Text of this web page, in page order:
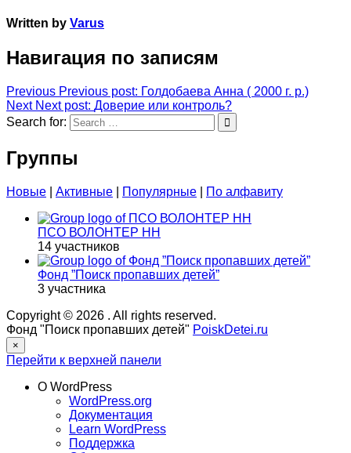
Written by Varus
Навигация по записям
Previous Previous post: Голдобаева Анна ( 2000 г. р.)
Next Next post: Доверие или контроль?
Search for:
Группы
Новые Активные Популярные По алфавиту
ПСО ВОЛОНТЕР НН
14 участников
Фонд ”Поиск пропавших детей”
3 участника
Copyright © 2026 . All rights reserved.
Фонд "Поиск пропавших детей" PoiskDetei.ru
×
Перейти к верхней панели
О WordPress
WordPress.org
Документация
Learn WordPress
Поддержка